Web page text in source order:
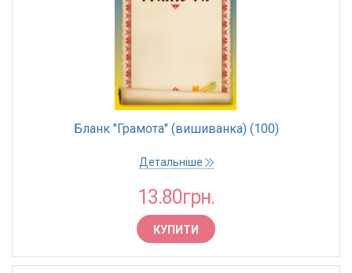
Бланк "Грамота" (вишиванка) (100)
Детальніше
13.80грн.
КУПИТИ